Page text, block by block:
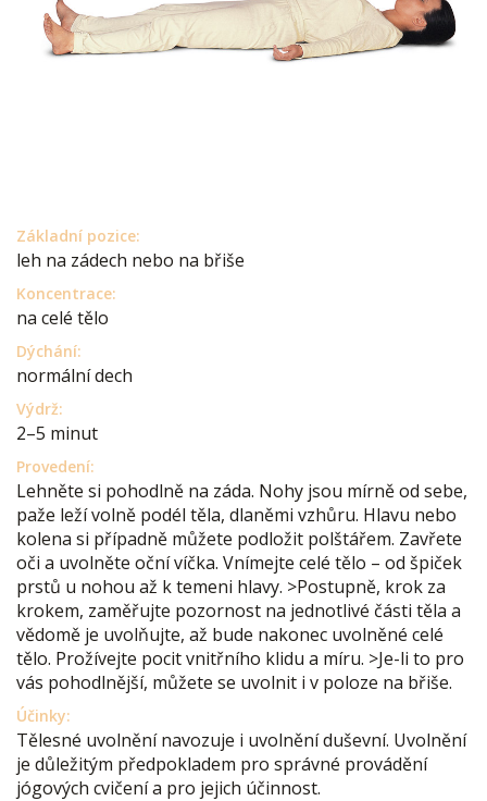
Základní pozice:
leh na zádech nebo na břiše
Koncentrace:
na celé tělo
Dýchání:
normální dech
Výdrž:
2–5 minut
Provedení:
Lehněte si pohodlně na záda. Nohy jsou mírně od sebe,
paže leží volně podél těla, dlaněmi vzhůru. Hlavu nebo
kolena si případně můžete podložit polštářem. Zavřete
oči a uvolněte oční víčka. Vnímejte celé tělo – od špiček
prstů u nohou až k temeni hlavy. >Postupně, krok za
krokem, zaměřujte pozornost na jednotlivé části těla a
vědomě je uvolňujte, až bude nakonec uvolněné celé
tělo. Prožívejte pocit vnitřního klidu a míru. >Je-li to pro
vás pohodlnější, můžete se uvolnit i v poloze na břiše.
Účinky:
Tělesné uvolnění navozuje i uvolnění duševní. Uvolnění
je důležitým předpokladem pro správné provádění
jógových cvičení a pro jejich účinnost.